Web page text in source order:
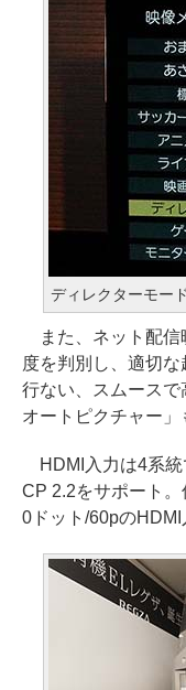
ディレクターモー
また、ネット配信
度を判別し、適切
行ない、スムース
オートピクチャー」
HDMI入力は4系統
CP 2.2をサポート
0ドット/60pのHDMI